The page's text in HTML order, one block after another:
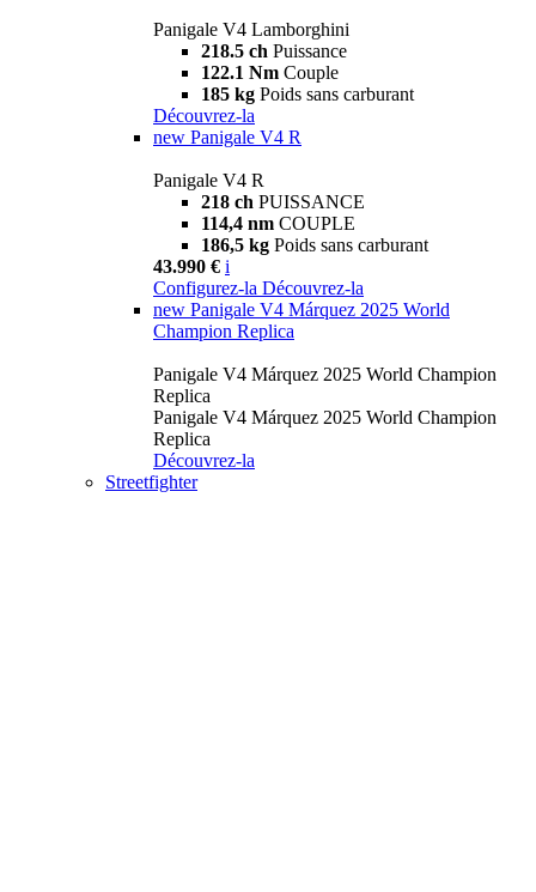
Panigale V4 Lamborghini
218.5 ch Puissance
122.1 Nm Couple
185 kg Poids sans carburant
Découvrez-la
new Panigale V4 R
Panigale V4 R
218 ch PUISSANCE
114,4 nm COUPLE
186,5 kg Poids sans carburant
43.990 € i
Configurez-la Découvrez-la
new Panigale V4 Márquez 2025 World
Champion Replica
Panigale V4 Márquez 2025 World Champion
Replica
Panigale V4 Márquez 2025 World Champion
Replica
Découvrez-la
Streetfighter